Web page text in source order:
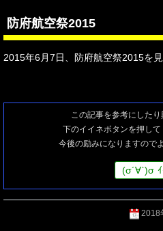
防府航空祭2015
2015年6月7日、防府航空祭2015を見
この記事を参考にした
下のイイネボタンを押して
今後の励みになりますので
(σ´∀`)σ
2018